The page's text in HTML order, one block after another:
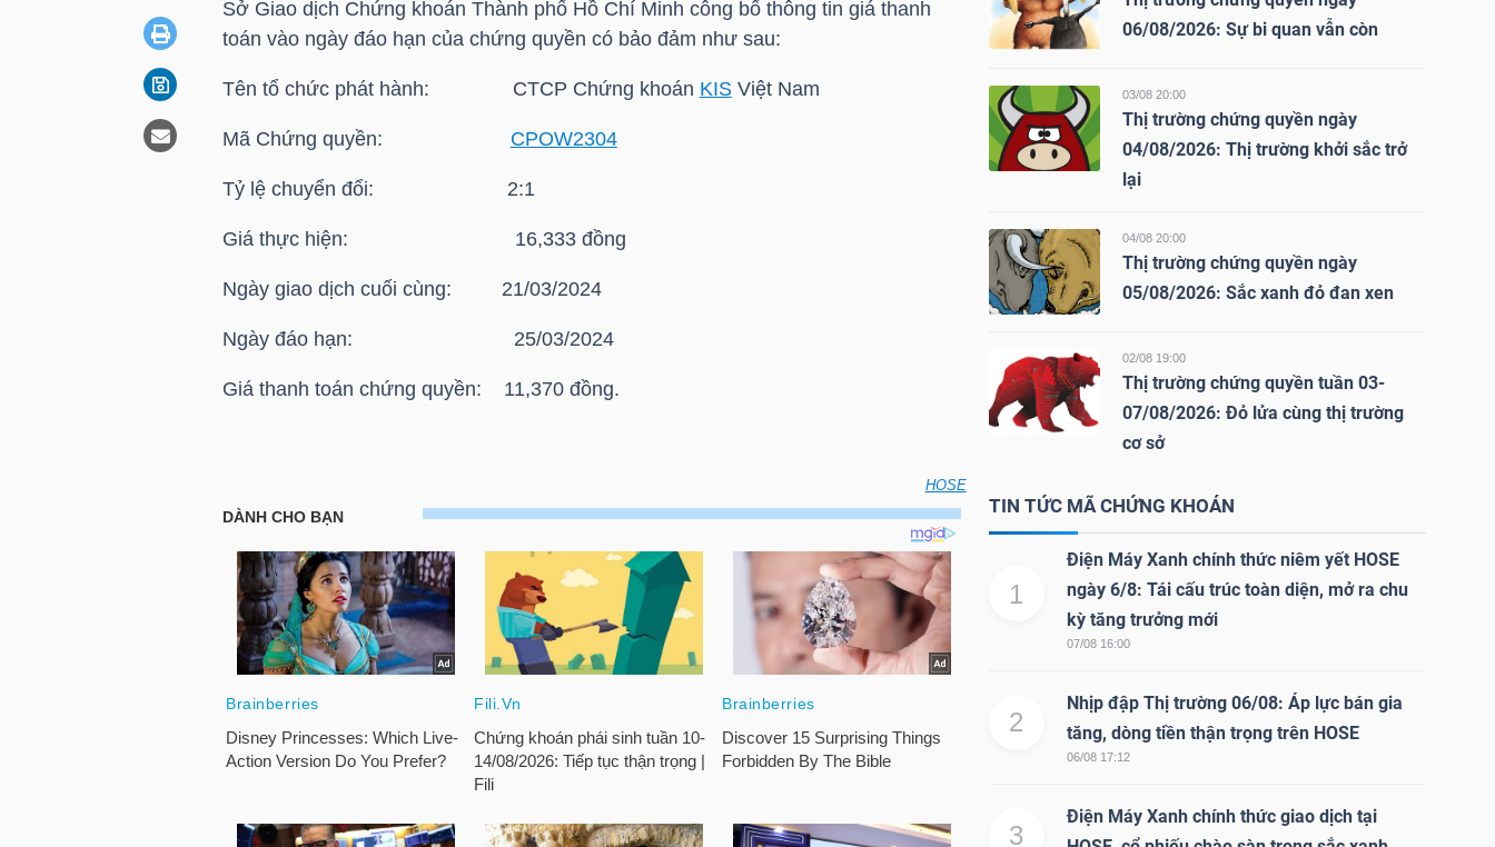
Sở Giao dịch Chứng khoán Thành phố Hồ Chí Minh công bố thông tin giá thanh
toán vào ngày đáo hạn của chứng quyền có bảo đảm như sau:
Tên tổ chức phát hành: CTCP Chứng khoán KISViệt Nam
Mã Chứng quyền: CPOW2304
Tỷ lệ chuyển đổi: 2:1
Giá thực hiện: 16,333 đồng
Ngày giao dịch cuối cùng: 21/03/2024
Ngày đáo hạn: 25/03/2024
Giá thanh toán chứng quyền: 11,370 đồng.
HOSE
HOSE: Thông báo giá thanh toán vào ngày đáo hạn của chứng quyền có bảo đảm
06/08/2026: Sự bi quan vẫn còn
03/08 20:00
Thị trường chứng quyền ngày
04/08/2026: Thị trường khởi sắc trở
lại
04/08 20:00
Thị trường chứng quyền ngày
05/08/2026: Sắc xanh đỏ đan xen
02/08 19:00
Thị trường chứng quyền tuần 03-
07/08/2026: Đỏ lửa cùng thị trường
cơ sở
TIN TỨC MÃ CHỨNG KHOÁN
1
Điện Máy Xanh chính thức niêm yết HOSE
ngày 6/8: Tái cấu trúc toàn diện, mở ra chu
kỳ tăng trưởng mới
07/08 16:00
2
Nhịp đập Thị trường 06/08: Áp lực bán gia
tăng, dòng tiền thận trọng trên HOSE
06/08 17:12
3
Điện Máy Xanh chính thức giao dịch tại